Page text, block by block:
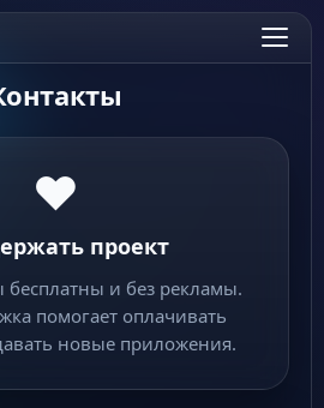
❤
проект
бесплатны и без рекламы.
помогает оплачивать
новые приложения.